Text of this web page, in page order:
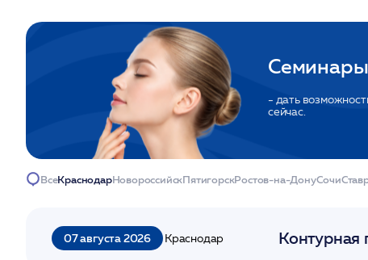
- дать
сейчас.
ВсеКраснодарНовороссийскПятигорскРостов-на-ДонуСочи
07 августа 2026 Краснодар Контурная